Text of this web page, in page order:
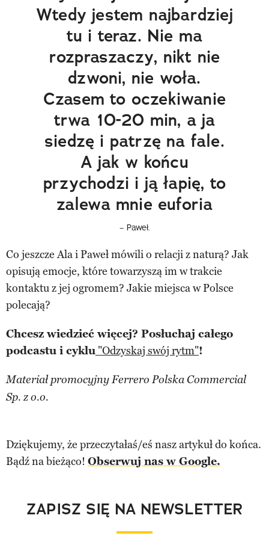
Wtedy jestem najbardziej
tu i teraz. Nie ma
rozpraszaczy, nikt nie
dzwoni, nie woła.
Czasem to oczekiwanie
trwa 10-20 min, a ja
siedzę i patrzę na fale.
A jak w końcu
przychodzi i ją łapię, to
zalewa mnie euforia
– Paweł.
Co jeszcze Ala i Paweł mówili o relacji z naturą? Jak
opisują emocje, które towarzyszą im w trakcie
kontaktu z jej ogromem? Jakie miejsca w Polsce
polecają?
Chcesz wiedzieć więcej? Posłuchaj całego
podcastu i cyklu "Odzyskaj swój rytm"!
Materiał promocyjny Ferrero Polska Commercial
Sp. z o.o.
Dziękujemy, że przeczytałaś/eś nasz artykuł do końca.
Bądź na bieżąco! Obserwuj nas w Google.
ZAPISZ SIĘ NA NEWSLETTER